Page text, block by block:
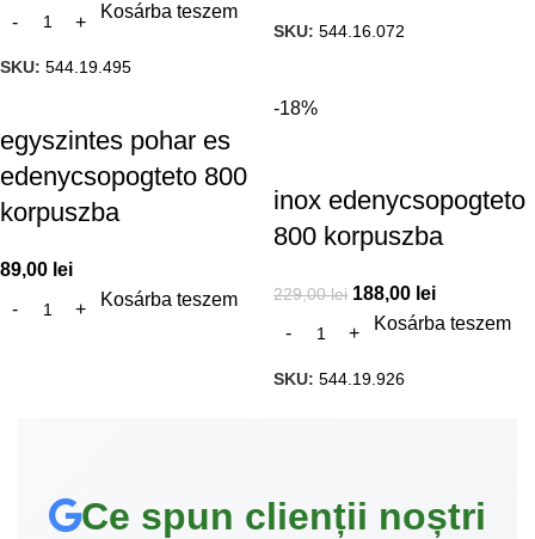
Kosárba teszem
SKU: 544.19.495
SKU: 544.16.072
egyszintes pohar es
edenycsopogteto 800
korpuszba
89,00 lei
Kosárba teszem
-18%
inox edenycsopogteto
800 korpuszba
229,00lei 188,00 lei
Kosárba teszem
SKU: 544.19.926
Ce spun clienții noștri